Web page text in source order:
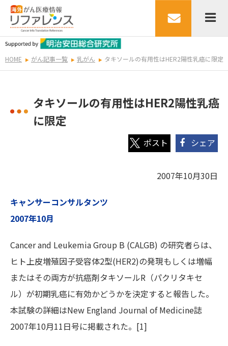
HOME がん記事一覧 乳がん タキソールの有用性はHER2陽性乳癌に限定
タキソールの有用性はHER2陽性乳癌
に限定
シェア
2007年10月30日
キャンサーコンサルタンツ
2007年10月
Cancer and Leukemia Group B (CALGB) の研究者らは、
ヒト上皮増殖因子受容体2型(HER2)の発現もしくは増幅
またはその両方が抗癌剤タキソールR（パクリタキセ
ル）が初期乳癌に有効かどうかを決定すると報告した。
本試験の詳細はNew England Journal of Medicine誌
2007年10月11日号に掲載された。[1]